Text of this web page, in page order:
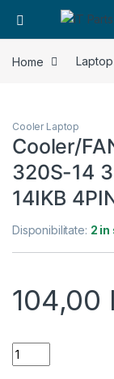
Home
Cooler Laptop
Cooler/
320S-14
14IKB
Disponibilitate: 2
104,00
Cooler/FAN